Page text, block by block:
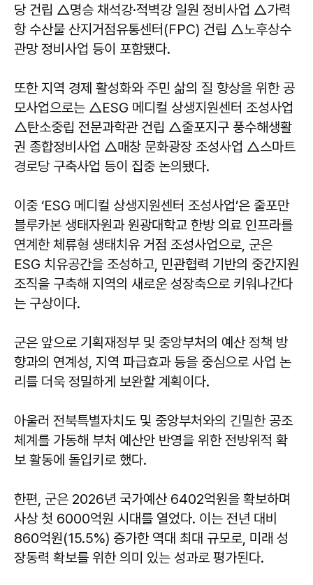
당 건립 △명승 채석강·적벽강 일원 정비사업 △가력
항 수산물 산지거점유통센터(FPC) 건립 △노후상수
관망 정비사업 등이 포함됐다.
또한 지역 경제 활성화와 주민 삶의 질 향상을 위한 공
모사업으로는 △ESG 메디컬 상생지원센터 조성사업
△탄소중립 전문과학관 건립 △줄포지구 풍수해생활
권 종합정비사업 △매창 문화광장 조성사업 △스마트
경로당 구축사업 등이 집중 논의됐다.
이중 ‘ESG 메디컬 상생지원센터 조성사업’은 줄포만
블루카본 생태자원과 원광대학교 한방 의료 인프라를
연계한 체류형 생태치유 거점 조성사업으로, 군은
ESG 치유공간을 조성하고, 민관협력 기반의 중간지원
조직을 구축해 지역의 새로운 성장축으로 키워나간다
는 구상이다.
군은 앞으로 기획재정부 및 중앙부처의 예산 정책 방
향과의 연계성, 지역 파급효과 등을 중심으로 사업 논
리를 더욱 정밀하게 보완할 계획이다.
아울러 전북특별자치도 및 중앙부처와의 긴밀한 공조
체계를 가동해 부처 예산안 반영을 위한 전방위적 확
보 활동에 돌입키로 했다.
한편, 군은 2026년 국가예산 6402억원을 확보하며
사상 첫 6000억원 시대를 열었다. 이는 전년 대비
860억원(15.5%) 증가한 역대 최대 규모로, 미래 성
장동력 확보를 위한 의미 있는 성과로 평가된다.